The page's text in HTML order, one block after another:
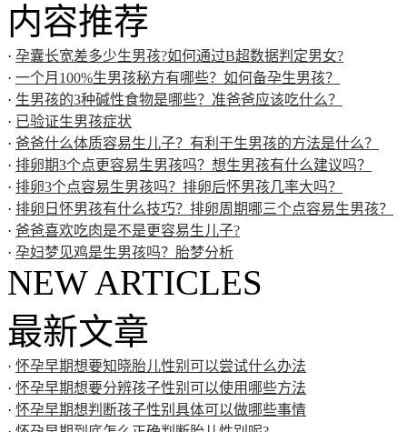
内容推荐
· 孕囊长宽差多少生男孩?如何通过B超数据判定男女?
· 一个月100%生男孩秘方有哪些？如何备孕生男孩？
· 生男孩的3种碱性食物是哪些？准爸爸应该吃什么？
· 已验证生男孩症状
· 爸爸什么体质容易生儿子？有利于生男孩的方法是什么？
· 排卵期3个点更容易生男孩吗？想生男孩有什么建议吗？
· 排卵3个点容易生男孩吗？排卵后怀男孩几率大吗？
· 排卵日怀男孩有什么技巧？排卵周期哪三个点容易生男孩？
· 爸爸喜欢吃肉是不是更容易生儿子?
· 孕妇梦见鸡是生男孩吗？胎梦分析
NEW ARTICLES
最新文章
· 怀孕早期想要知晓胎儿性别可以尝试什么办法
· 怀孕早期想要分辨孩子性别可以使用哪些方法
· 怀孕早期想判断孩子性别具体可以做哪些事情